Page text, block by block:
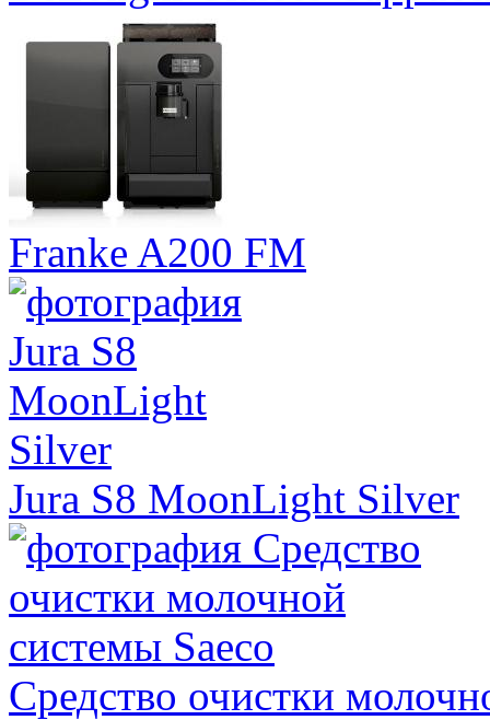
Franke A200 FM
Jura S8 MoonLight Silver
Средство очистки